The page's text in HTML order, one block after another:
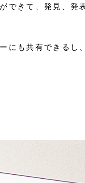
できて、発見、発
にも共有できるし